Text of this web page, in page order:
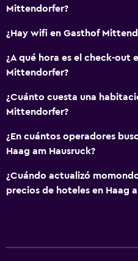
Comedor
Almuerzos para llevar
Menús para dietas
Restaurante
Desayuno en la habitación
La comida se puede entregar
Mesa de comedor
Mittendorfer?
¿Hay wifi en Gasthof
¿A qué hora es el check-out
Mittendorfer?
¿Cuánto cuesta una
Mittendorfer?
¿En cuántos operadores
Haag am Hausruck?
¿Cuándo actualizó
precios de hoteles en Haag